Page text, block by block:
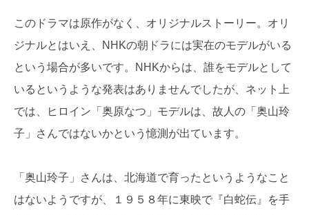
このドラマは原作がなく、オリジナルストーリー。オリ
ジナルとはいえ、NHKの朝ドラには実在のモデルがいる
という場合が多いです。NHKからは、誰をモデルとして
いるというような発表はありませんでしたが、ネット上
では、ヒロイン「奥原なつ」モデルは、故人の「奥山玲
子」さんではないかという憶測が出ています。
「奥山玲子」さんは、北海道で育ったというようなこと
はないようですが、１９５８年に東映で『白蛇伝』を手